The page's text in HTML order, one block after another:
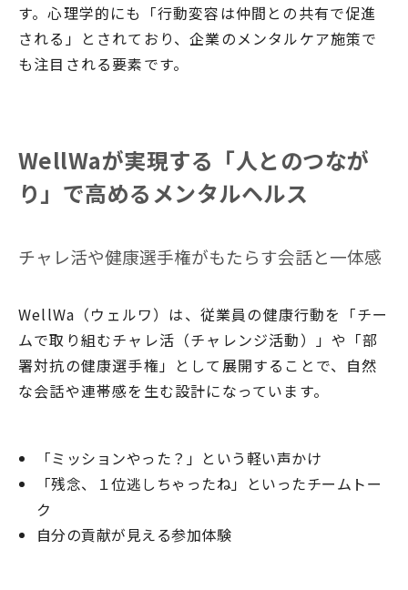
す。心理学的にも「行動変容は仲間との共有で促進
される」とされており、企業のメンタルケア施策で
も注目される要素です。
WellWaが実現する「人とのつなが
り」で高めるメンタルヘルス
チャレ活や健康選手権がもたらす会話と一体感
WellWa（ウェルワ）は、従業員の健康行動を「チー
ムで取り組むチャレ活（チャレンジ活動）」や「部
署対抗の健康選手権」として展開することで、自然
な会話や連帯感を生む設計になっています。
「ミッションやった？」という軽い声かけ
「残念、１位逃しちゃったね」といったチームトー
ク
自分の貢献が見える参加体験